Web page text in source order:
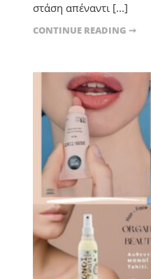
στάση απέναντι [...]
CONTINUE READING ➞